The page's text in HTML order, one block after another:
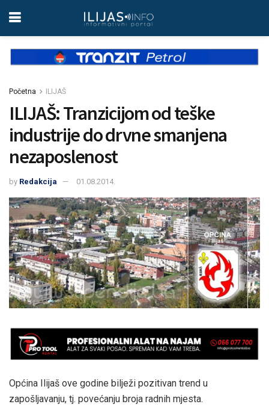
Početna ILIJAŠ
ILIJAŠ: Tranzicijom od teške
industrije do drvne smanjena
nezaposlenost
by Redakcija 01.08.2014.
Općina Ilijaš ove godine bilježi pozitivan trend u
zapošljavanju, tj. povećanju broja radnih mjesta.